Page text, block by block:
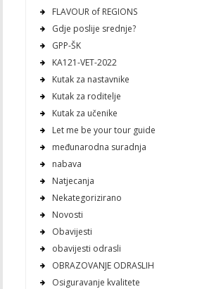
FLAVOUR of REGIONS
Gdje poslije srednje?
GPP-ŠK
KA121-VET-2022
Kutak za nastavnike
Kutak za roditelje
Kutak za učenike
Let me be your tour guide
međunarodna suradnja
nabava
Natjecanja
Nekategorizirano
Novosti
Obavijesti
obavijesti odrasli
OBRAZOVANJE ODRASLIH
Osiguravanje kvalitete